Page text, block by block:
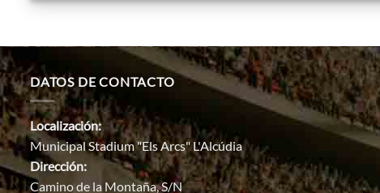
DATOS DE CONTACTO
Localización:
Municipal Stadium "Els Arcs" L'Alcúdia
Dirección:
Camino de la Montaña, S/N